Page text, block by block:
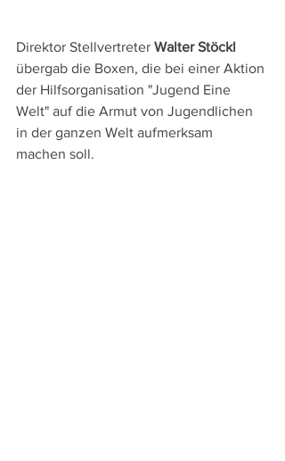
Direktor Stellvertreter Walter Stöckl
übergab die Boxen, die bei einer Aktion
der Hilfsorganisation "Jugend Eine
Welt" auf die Armut von Jugendlichen
in der ganzen Welt aufmerksam
machen soll.